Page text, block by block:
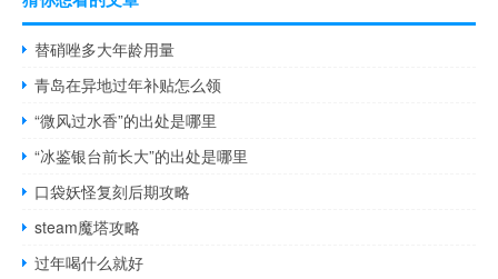
替硝唑多大年龄用量
青岛在异地过年补贴怎么领
“微风过水香”的出处是哪里
“冰鉴银台前长大”的出处是哪里
口袋妖怪复刻后期攻略
steam魔塔攻略
过年喝什么就好